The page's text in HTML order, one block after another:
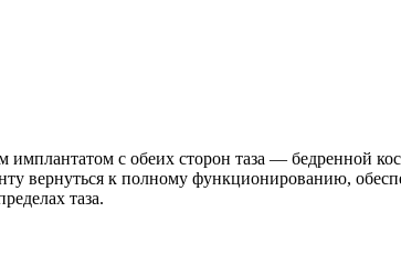
имплантатом с обеих сторон таза — бедренной
вернуться к полному функционированию,
таза.